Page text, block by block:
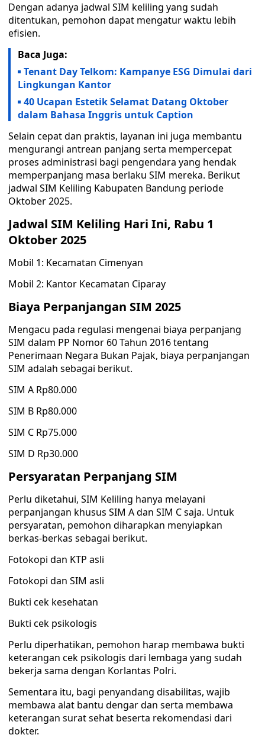
Dengan adanya jadwal SIM keliling yang sudah
ditentukan, pemohon dapat mengatur waktu lebih
efisien.
Baca Juga:
Tenant Day Telkom: Kampanye ESG Dimulai dari
Lingkungan Kantor
40 Ucapan Estetik Selamat Datang Oktober
dalam Bahasa Inggris untuk Caption
Selain cepat dan praktis, layanan ini juga membantu
mengurangi antrean panjang serta mempercepat
proses administrasi bagi pengendara yang hendak
memperpanjang masa berlaku SIM mereka. Berikut
jadwal SIM Keliling Kabupaten Bandung periode
Oktober 2025.
Jadwal SIM Keliling Hari Ini, Rabu 1
Oktober 2025
Mobil 1: Kecamatan Cimenyan
Mobil 2: Kantor Kecamatan Ciparay
Biaya Perpanjangan SIM 2025
Mengacu pada regulasi mengenai biaya perpanjang
SIM dalam PP Nomor 60 Tahun 2016 tentang
Penerimaan Negara Bukan Pajak, biaya perpanjangan
SIM adalah sebagai berikut.
SIM A Rp80.000
SIM B Rp80.000
SIM C Rp75.000
SIM D Rp30.000
Persyaratan Perpanjang SIM
Perlu diketahui, SIM Keliling hanya melayani
perpanjangan khusus SIM A dan SIM C saja. Untuk
persyaratan, pemohon diharapkan menyiapkan
berkas-berkas sebagai berikut.
Fotokopi dan KTP asli
Fotokopi dan SIM asli
Bukti cek kesehatan
Bukti cek psikologis
Perlu diperhatikan, pemohon harap membawa bukti
keterangan cek psikologis dari lembaga yang sudah
bekerja sama dengan Korlantas Polri.
Sementara itu, bagi penyandang disabilitas, wajib
membawa alat bantu dengar dan serta membawa
keterangan surat sehat beserta rekomendasi dari
dokter.